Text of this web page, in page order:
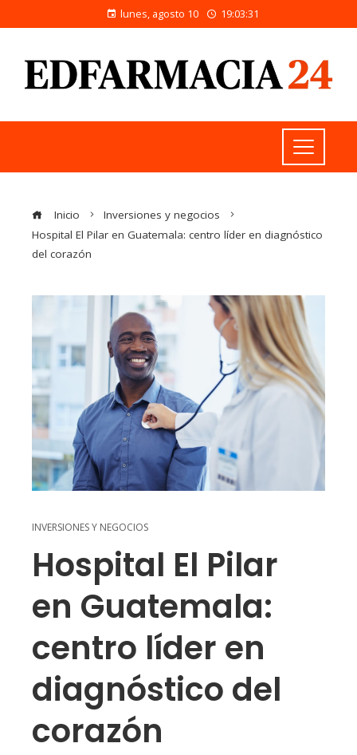
lunes, agosto 10 19:03:32
Inicio
Inversiones y negocios
Hospital El Pilar en Guatemala: centro líder en diagnóstico
del corazón
INVERSIONES Y NEGOCIOS
Hospital El Pilar
en Guatemala:
centro líder en
diagnóstico del
corazón